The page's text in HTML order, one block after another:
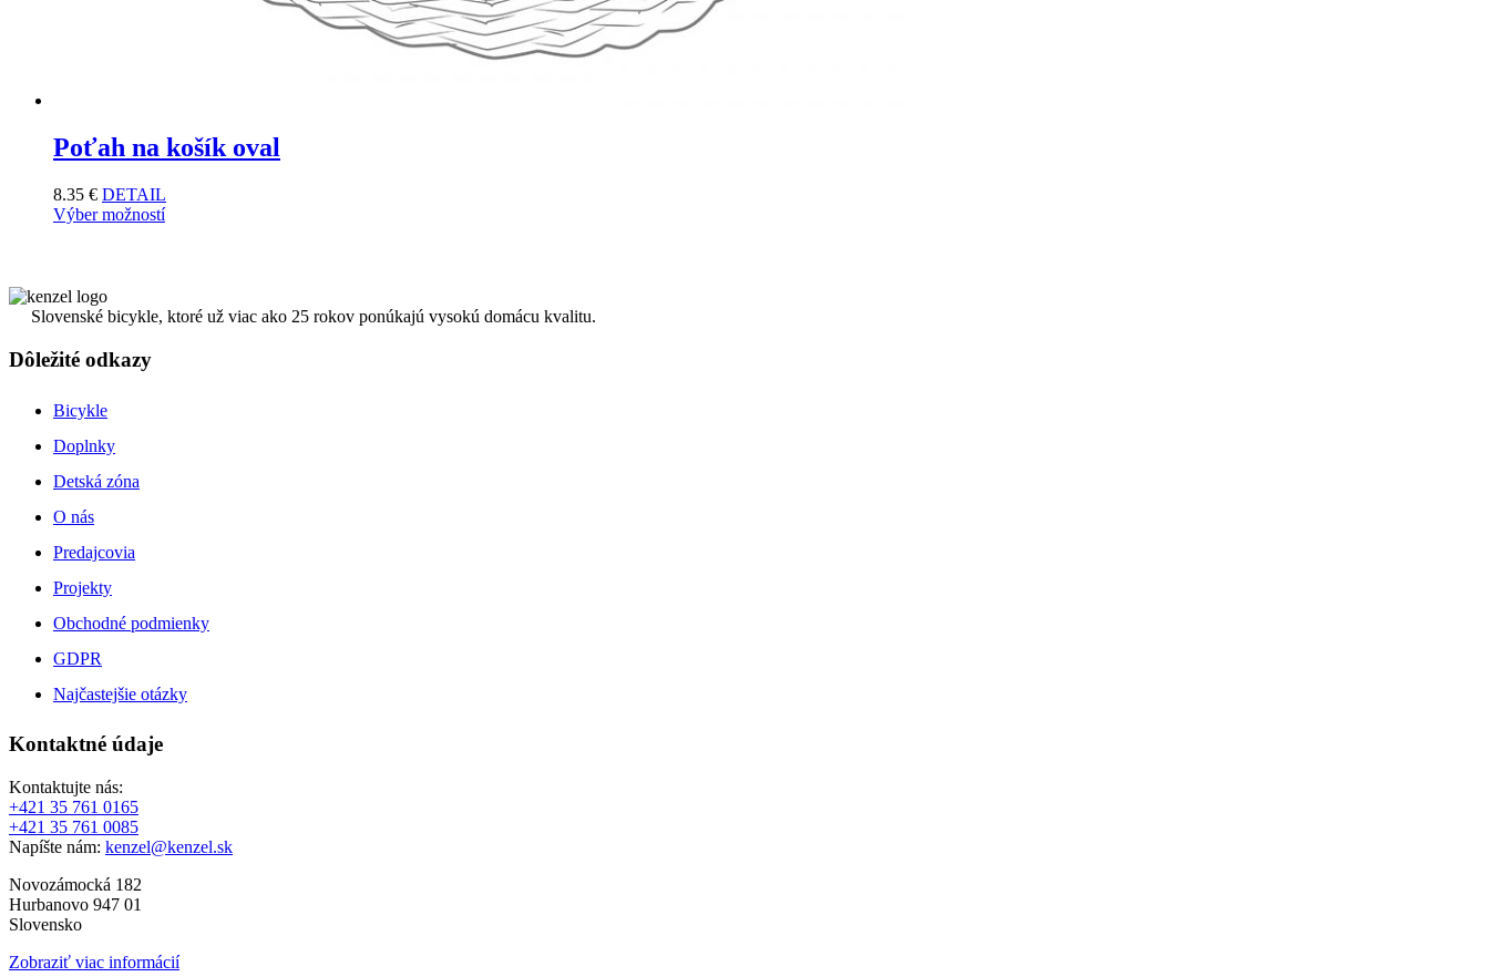
Poťah na košík oval
8.35 € DETAIL
Výber možností
Slovenské bicykle, ktoré už viac ako 25 rokov ponúkajú vysokú domácu kvalitu.
Dôležité odkazy
Bicykle
Doplnky
Detská zóna
O nás
Predajcovia
Projekty
Obchodné podmienky
GDPR
Najčastejšie otázky
Kontaktné údaje
Kontaktujte nás:
+421 35 761 0165
+421 35 761 0085
Napíšte nám: kenzel@kenzel.sk
Novozámocká 182
Hurbanovo 947 01
Slovensko
Zobraziť viac informácií